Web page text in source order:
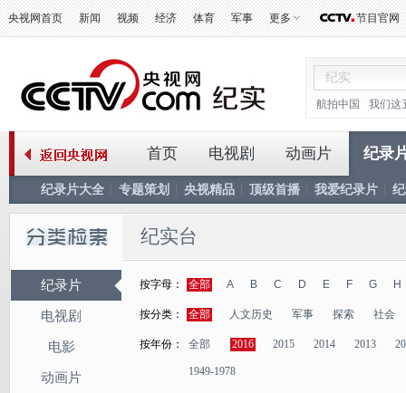
央视网首页 新闻 视频 经济 体育 军事 更多 节目官网
航拍中国 我们这
首页 电视剧 动画片 纪录
纪录片大全 专题策划 央视精品 顶级首播 我爱纪录片
纪录片
电视剧
电影
动画片
纪实台
按字母： 全部 A B C D E F G H
按分类： 全部 人文历史 军事 探索 社会
按年份： 全部 2016 2015 2014 2013
1949-1978